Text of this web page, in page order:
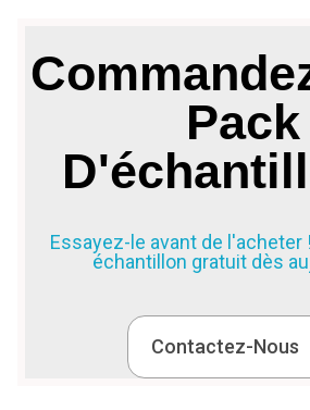
Pack
Essayez-le avant de l'acheter
échantillon gratuit dès
Contactez-Nous